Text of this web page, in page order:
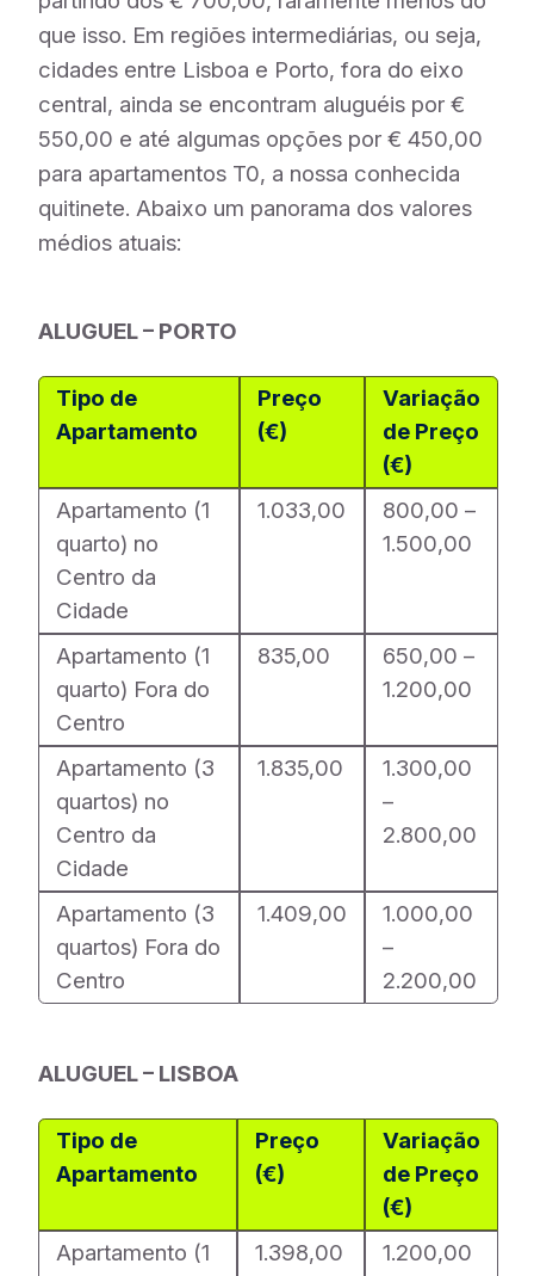
que isso. Em regiões intermediárias, ou seja,
cidades entre Lisboa e Porto, fora do eixo
central, ainda se encontram aluguéis por €
550,00 e até algumas opções por € 450,00
para apartamentos T0, a nossa conhecida
quitinete. Abaixo um panorama dos valores
médios atuais:
ALUGUEL – PORTO
Tipo de
Apartamento
Preço
(€)
Variação
de Preço
(€)
Apartamento (1
quarto) no
Centro da
Cidade
1.033,00
800,00 –
1.500,00
Apartamento (1
quarto) Fora do
Centro
835,00
650,00 –
1.200,00
Apartamento (3
quartos) no
Centro da
Cidade
1.835,00
1.300,00
–
2.800,00
Apartamento (3
quartos) Fora do
Centro
1.409,00
1.000,00
–
2.200,00
ALUGUEL – LISBOA
Tipo de
Apartamento
Preço
(€)
Variação
de Preço
(€)
Apartamento (1
1.398,00
1.200,00